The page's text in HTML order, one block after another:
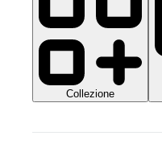
Collezione